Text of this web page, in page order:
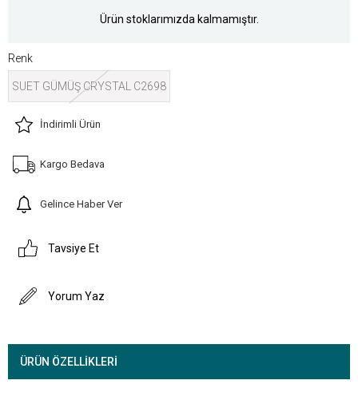
Ürün stoklarımızda kalmamıştır.
Renk
SUET GÜMÜŞ CRYSTAL C2698
İndirimli Ürün
Kargo Bedava
Gelince Haber Ver
Tavsiye Et
Yorum Yaz
ÜRÜN ÖZELLIKLERI